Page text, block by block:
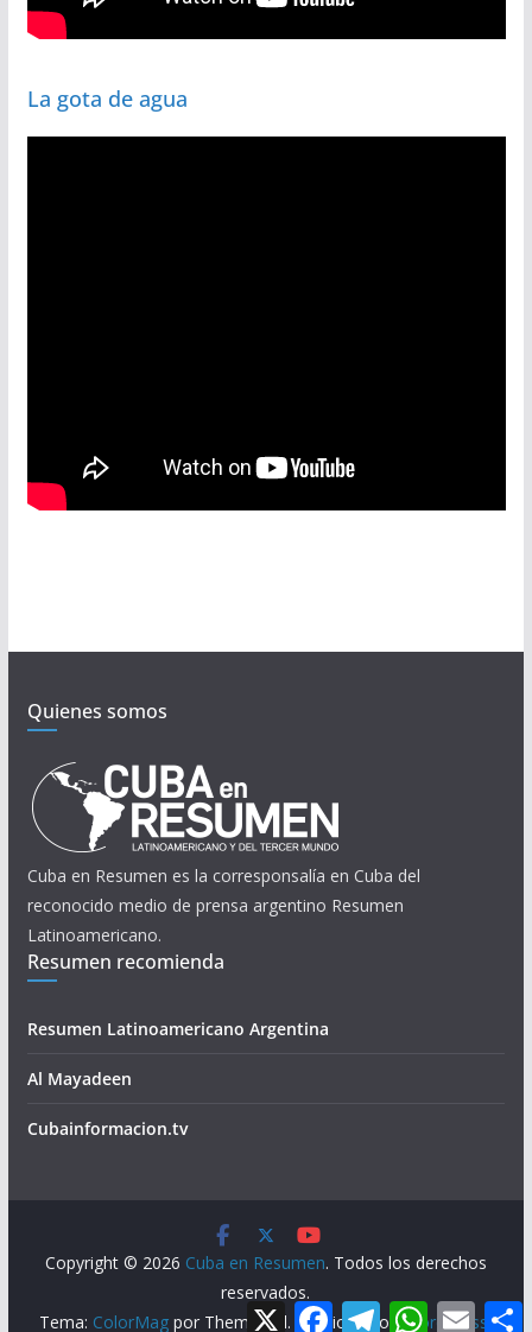
La gota de agua
Quienes somos
Cuba en Resumen es la corresponsalía en Cuba del
reconocido medio de prensa argentino Resumen
Latinoamericano.
Resumen recomienda
Resumen Latinoamericano Argentina
Al Mayadeen
Cubainformacion.tv
Copyright © 2026 Cuba en Resumen. Todos los derechos
reservados.
Tema: ColorMag por ThemeGrill. Funciona conWordPress .
X F T W E